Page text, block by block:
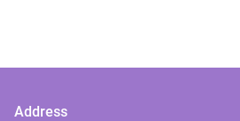
Address